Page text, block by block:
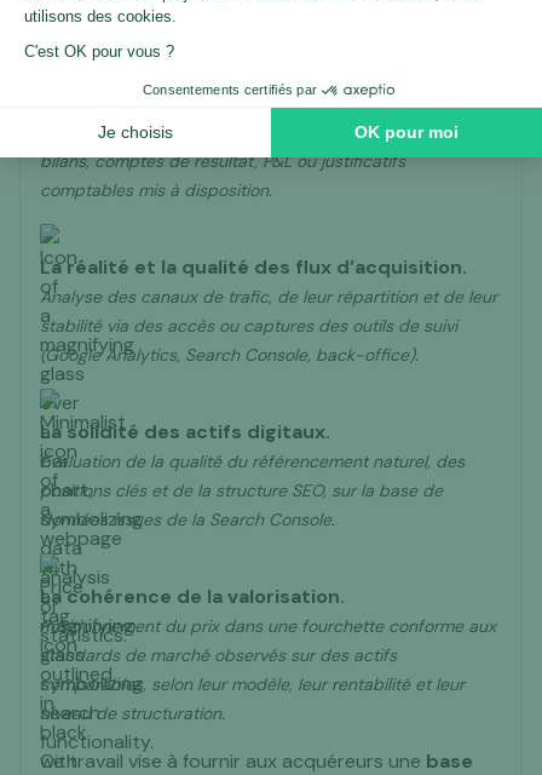
de vérification structuré
portant notamment sur les éléments suivants :
Les performances financières déclarées.
Chiffre d’affaires, charges et EBE analysés à partir des
bilans, comptes de résultat, P&L ou justificatifs
comptables mis à disposition.
La réalité et la qualité des flux d’acquisition.
Analyse des canaux de trafic, de leur répartition et de leur
stabilité via des accès ou captures des outils de suivi
(Google Analytics, Search Console, back-office).
La solidité des actifs digitaux.
Évaluation de la qualité du référencement naturel, des
positions clés et de la structure SEO, sur la base de
données issues de la Search Console.
La cohérence de la valorisation.
Positionnement du prix dans une fourchette conforme aux
standards de marché observés sur des actifs
comparables, selon leur modèle, leur rentabilité et leur
niveau de structuration.
Ce travail vise à fournir aux acquéreurs une base